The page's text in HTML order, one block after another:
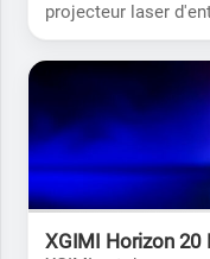
projecteur laser
sous le sapin de
XGIMI Horizon 20